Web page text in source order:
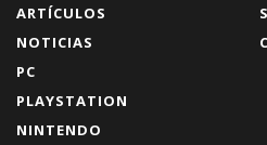
ARTÍCULOS
NOTICIAS
PC
PLAYSTATION
NINTENDO